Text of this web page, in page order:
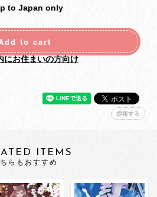
to Japan only
to cart
にお住まいの方向け
通報する
ITEMS
らもおすすめ